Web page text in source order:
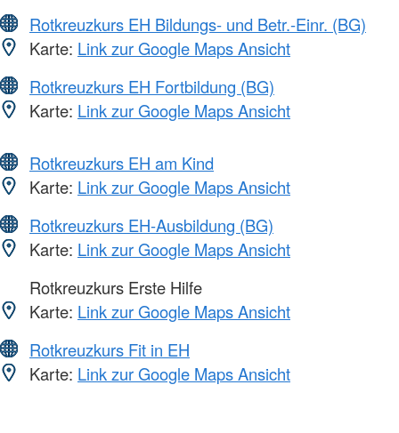
Rotkreuzkurs EH Bildungs- und Betr.-Einr. (BG)
Karte: Link zur Google Maps Ansicht
Rotkreuzkurs EH Fortbildung (BG)
Karte: Link zur Google Maps Ansicht
Rotkreuzkurs EH am Kind
Karte: Link zur Google Maps Ansicht
Rotkreuzkurs EH-Ausbildung (BG)
Karte: Link zur Google Maps Ansicht
Rotkreuzkurs Erste Hilfe
Karte: Link zur Google Maps Ansicht
Rotkreuzkurs Fit in EH
Karte: Link zur Google Maps Ansicht